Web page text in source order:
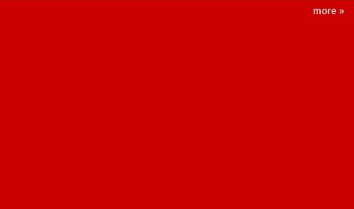
more »